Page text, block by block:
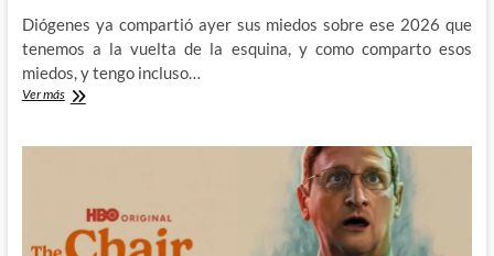
Diógenes ya compartió ayer sus miedos sobre ese 2026 que
tenemos a la vuelta de la esquina, y como comparto esos
miedos, y tengo incluso…
Ver másAdiós
bueno
nos
ha